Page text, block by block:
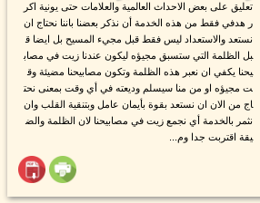
تعليق على بعض الاحداث العالمية والعلامات حتى يونية اكر
ر هدفي فقط من هذه الخدمة أن نذكر بعضنا باننا نحتاج ان
نستعد والاستعداد ليس فقط قبل مجيء المسيح بل ايضا ق
بل الظلمة التي ستسبق مجيؤه ليكون عندنا زيت في مصاب
يحنا يكفي ان نعبر هذه الظلمة وتكون مصابيحنا مضيئة وق
ت مجيؤه او من منا سيسلم وديعته في أي وقت بمعنى نحت
اج من الان ان نستعد بقوة بأيمان عامل وبتنقية القلب وان
نثمر بالخدمة أي نجمع زيت في مصابيحنا لان الظلمة والض
يقة اقتربت جدا وم...